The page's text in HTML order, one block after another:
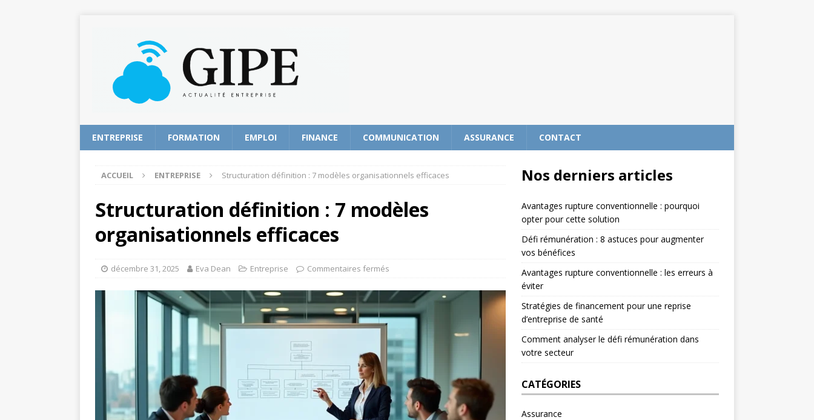
ENTREPRISE FORMATION EMPLOI FINANCE COMMUNICATION ASSURANCE CONTACT
ACCUEIL ENTREPRISE Structuration définition : 7 modèles organisationnels efficaces
Structuration définition : 7 modèles
organisationnels efficaces
décembre 31, 2025 Eva Dean Entreprise Commentaires fermés
Nos derniers articles
Avantages rupture conventionnelle : pourquoi
opter pour cette solution
Défi rémunération : 8 astuces pour augmenter
vos bénéfices
Avantages rupture conventionnelle : les erreurs à
éviter
Stratégies de financement pour une reprise
d’entreprise de santé
Comment analyser le défi rémunération dans
votre secteur
CATÉGORIES
Assurance